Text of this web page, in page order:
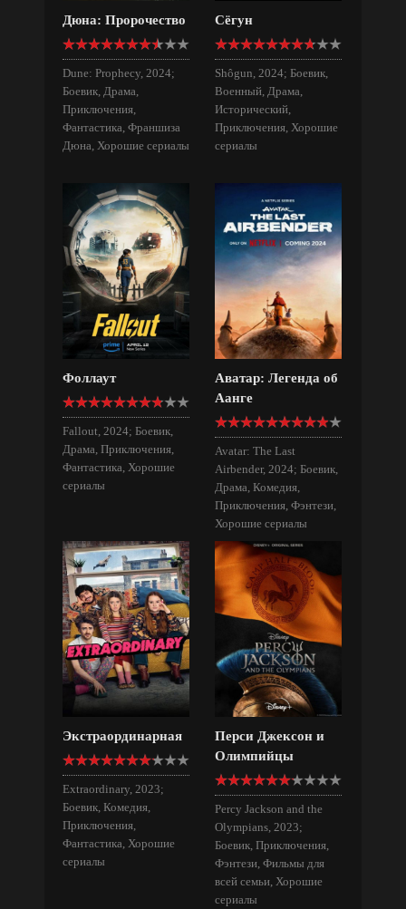
Дюна: Пророчество
Dune: Prophecy, 2024;
Боевик, Драма,
Приключения,
Фантастика, Франшиза
Дюна, Хорошие сериалы
Сёгун
Shôgun, 2024; Боевик,
Военный, Драма,
Исторический,
Приключения, Хорошие
сериалы
Фоллаут
Fallout, 2024; Боевик,
Драма, Приключения,
Фантастика, Хорошие
сериалы
Аватар: Легенда об
Аанге
Avatar: The Last
Airbender, 2024; Боевик,
Драма, Комедия,
Приключения, Фэнтези,
Хорошие сериалы
Экстраординарная
Extraordinary, 2023;
Боевик, Комедия,
Приключения,
Фантастика, Хорошие
сериалы
Перси Джексон и
Олимпийцы
Percy Jackson and the
Olympians, 2023;
Боевик, Приключения,
Фэнтези, Фильмы для
всей семьи, Хорошие
сериалы